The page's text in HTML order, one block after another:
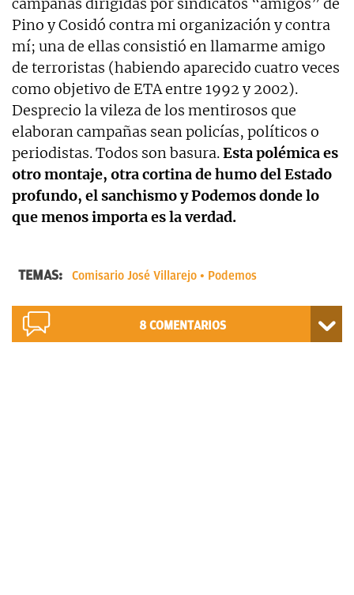
Pino y Cosidó contra mi organización y contra
mí; una de ellas consistió en llamarme amigo
de terroristas (habiendo aparecido cuatro veces
como objetivo de ETA entre 1992 y 2002).
Desprecio la vileza de los mentirosos que
elaboran campañas sean policías, políticos o
periodistas. Todos son basura.Esta polémica es
otro montaje, otra cortina de humo del Estado
profundo, el sanchismo y Podemos donde lo
que menos importa es la verdad.
TEMAS: Comisario José Villarejo Podemos
8 COMENTARIOS